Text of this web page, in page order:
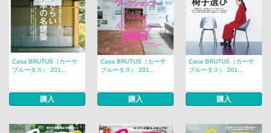
Casa BRUTUS（カーサ
ブルータス） 201...
購入
Casa BRUTUS（カーサ
ブルータス） 201...
購入
Casa BRUTUS（カーサ
ブルータス） 201...
購入